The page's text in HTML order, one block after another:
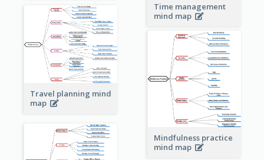
Time management
mind map
Travel planning mind
map
Mindfulness practice
mind map